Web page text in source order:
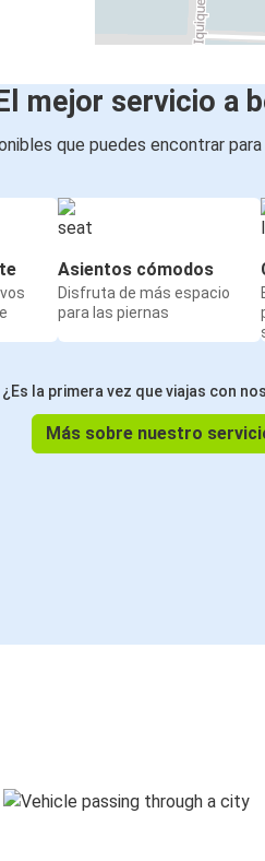
mejor servicio a
que puedes encontrar
Asientos cómodos
Disfruta de más espacio
para las piernas
¿Es la primera vez que viajas con
Más sobre nuestro